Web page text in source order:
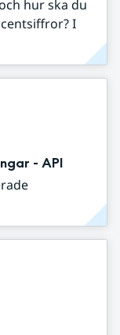
hur ska du
I
- API